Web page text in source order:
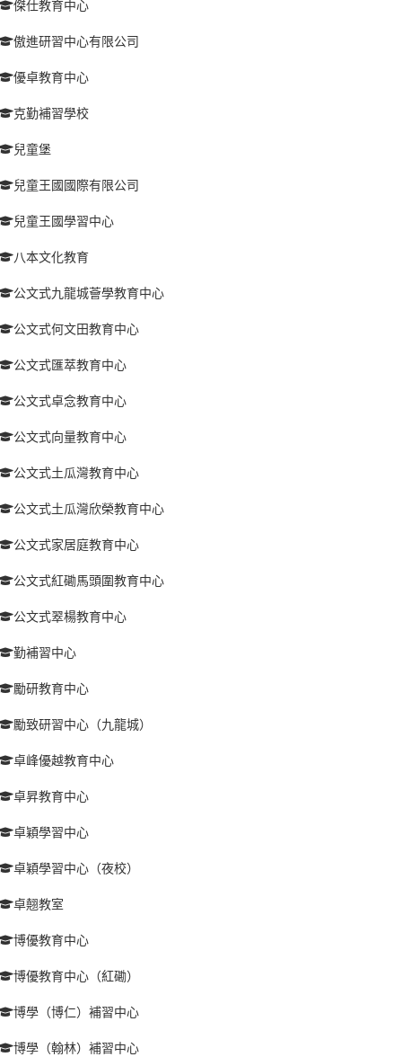
傑仕教育中心
傲進研習中心有限公司
優卓教育中心
克勤補習學校
兒童堡
兒童王國國際有限公司
兒童王國學習中心
八本文化教育
公文式九龍城薈學教育中心
公文式何文田教育中心
公文式匯萃教育中心
公文式卓念教育中心
公文式向量教育中心
公文式土瓜灣教育中心
公文式土瓜灣欣榮教育中心
公文式家居庭教育中心
公文式紅磡馬頭圍教育中心
公文式翠楊教育中心
勤補習中心
勵研教育中心
勵致研習中心（九龍城）
卓峰優越教育中心
卓昇教育中心
卓穎學習中心
卓穎學習中心（夜校）
卓翹教室
博優教育中心
博優教育中心（紅磡）
博學（博仁）補習中心
博學（翰林）補習中心